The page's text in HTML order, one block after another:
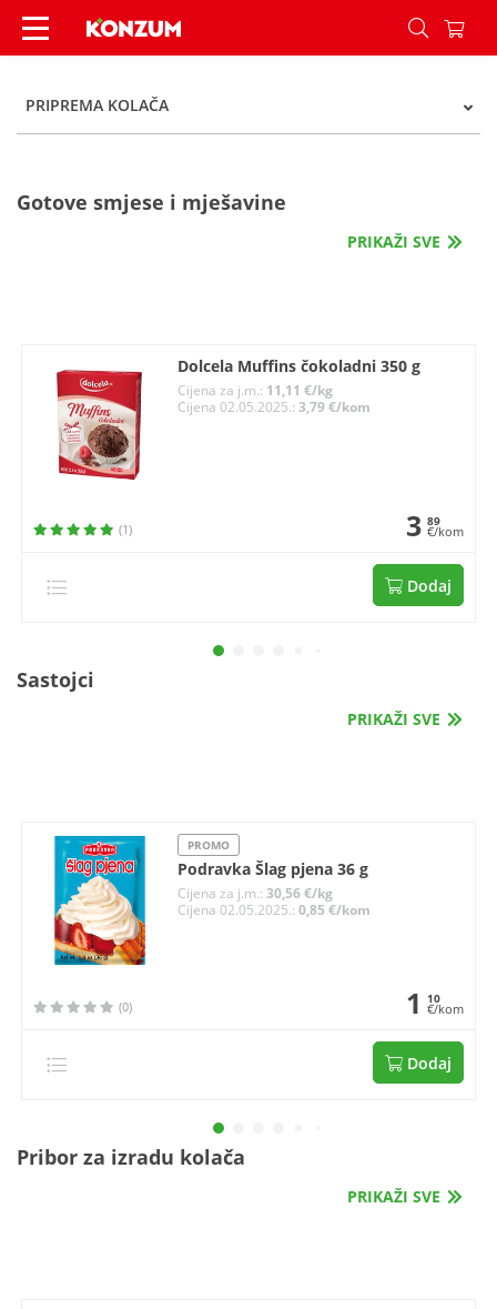
Priprema kolača - Kategorije - Konzum
PRIPREMA KOLAČA
Gotove smjese i mješavine
PRIKAŽI SVE
Dolcela Muffins čokoladni 350 g
Cijena za j.m.: 11,11 €/kg
Cijena 02.05.2025.:3,79 €/kom
(1) 3 89
€/kom
Dodaj
Sastojci
PRIKAŽI SVE
PROMO
Podravka Šlag pjena 36 g
Cijena za j.m.:30,56 €/kg
Cijena 02.05.2025.:0,85 €/kom
(0) 1 10
€/kom
Dodaj
Pribor za izradu kolača
PRIKAŽI SVE